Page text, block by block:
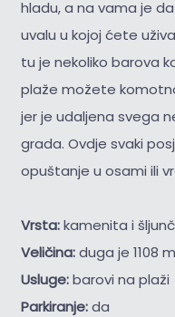
hladu, a na vama je
uvalu u kojoj ćete
tu je nekoliko barova
plaže možete
jer je udaljena svega
grada. Ovdje svaki
opuštanje u osami ili
Vrsta:kamenita i
Veličina:duga je 1108
Usluge:barovi na plaži
Parkiranje:da